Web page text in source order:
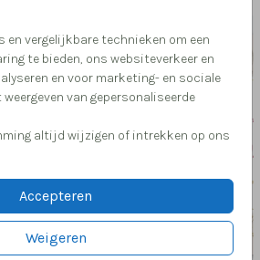
en vergelijkbare technieken om een
te bieden, ons websiteverkeer en
en voor marketing- en sociale
van gepersonaliseerde
altijd wijzigen of intrekken op ons
Accepteren
Weigeren